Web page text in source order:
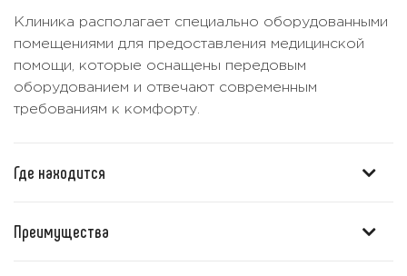
Клиника располагает специально оборудованными
помещениями для предоставления медицинской
помощи, которые оснащены передовым
оборудованием и отвечают современным
требованиям к комфорту.
Где находится
Преимущества